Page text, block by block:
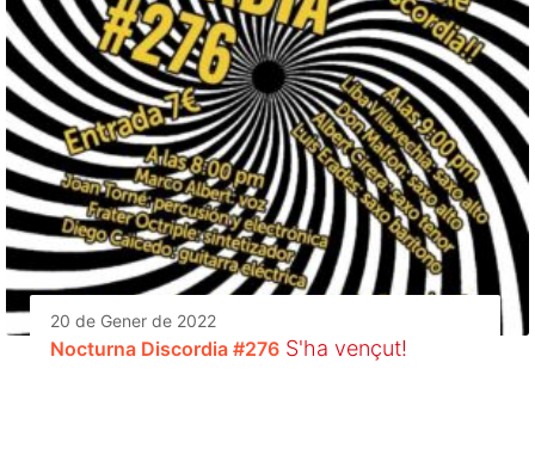
20 de Gener de 2022
Nocturna Discordia #276 S'ha vençut!